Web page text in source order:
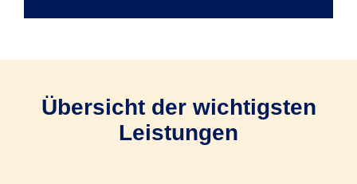
Übersicht der wichtigsten
Leistungen